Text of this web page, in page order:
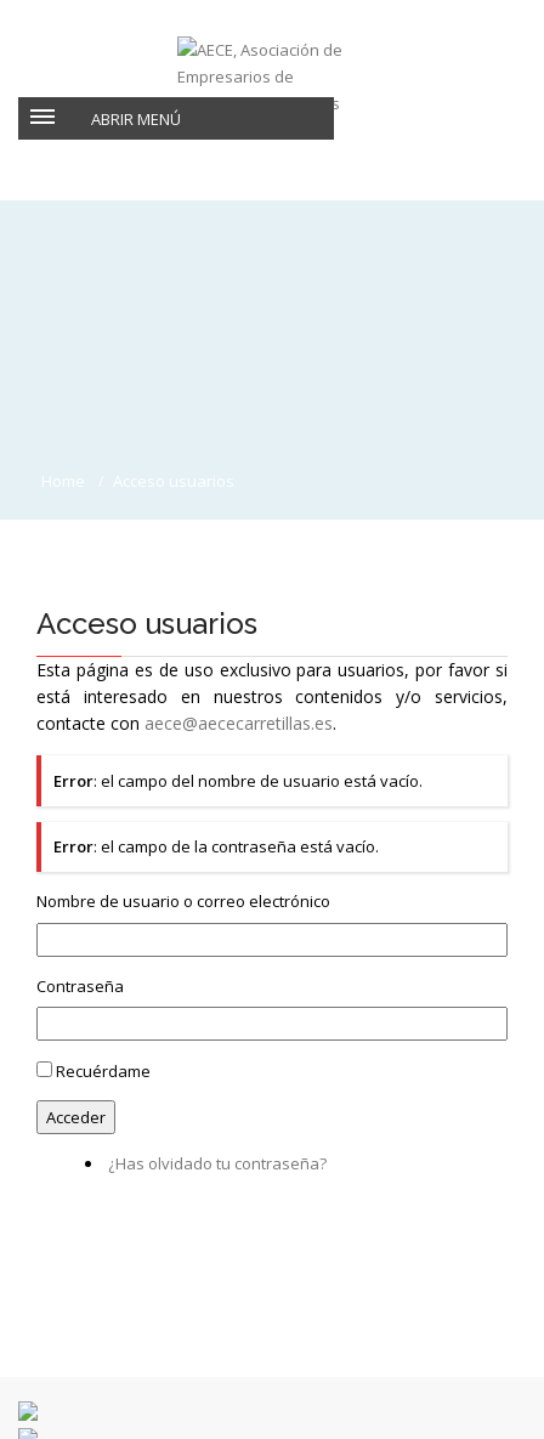
ABRIR MENÚ
Home Acceso usuarios
Acceso usuarios
Esta página es de uso exclusivo para usuarios, por favor si
está interesado en nuestros contenidos y/o servicios,
contacte con aece@aececarretillas.es.
Error: el campo del nombre de usuario está vacío.
Error: el campo de la contraseña está vacío.
Nombre de usuario o correo electrónico
Contraseña
Recuérdame
¿Has olvidado tu contraseña?